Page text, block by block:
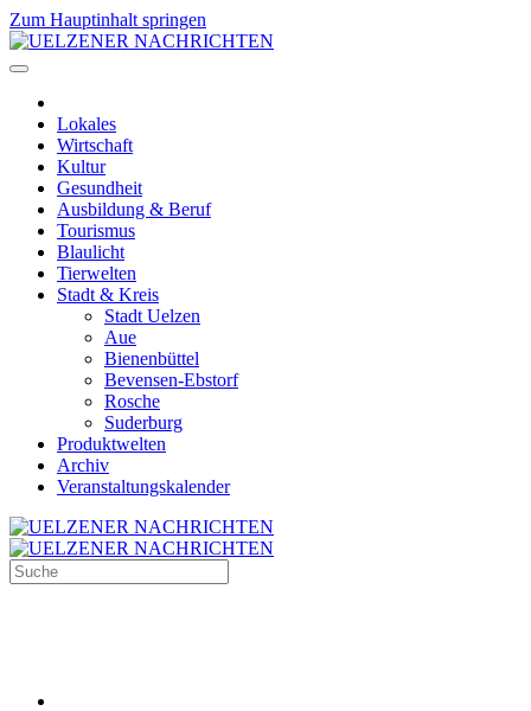
Zum Hauptinhalt springen
Lokales
Wirtschaft
Kultur
Gesundheit
Ausbildung & Beruf
Tourismus
Blaulicht
Tierwelten
Stadt & Kreis
Stadt Uelzen
Aue
Bienenbüttel
Bevensen-Ebstorf
Rosche
Suderburg
Produktwelten
Archiv
Veranstaltungskalender